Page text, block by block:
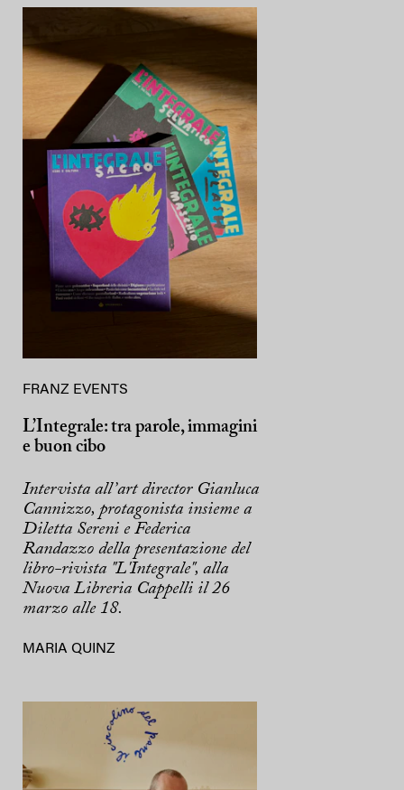
FRANZ EVENTS
L’Integrale: tra parole, immagini
e buon cibo
Intervista all’art director Gianluca
Cannizzo, protagonista insieme a
Diletta Sereni e Federica
Randazzo della presentazione del
libro-rivista "L'Integrale", alla
Nuova Libreria Cappelli il 26
marzo alle 18.
MARIA QUINZ